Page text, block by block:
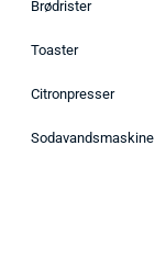
Brødrister
Toaster
Citronpresser
Sodavandsmaskine